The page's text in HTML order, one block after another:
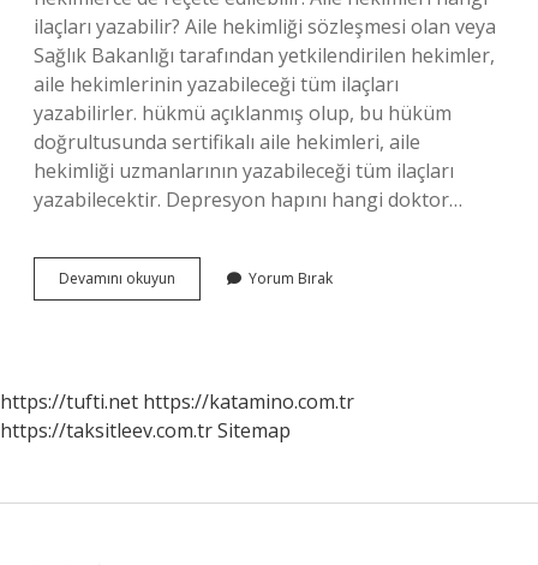
ilaçları yazabilir? Aile hekimliği sözleşmesi olan veya
Sağlık Bakanlığı tarafından yetkilendirilen hekimler,
aile hekimlerinin yazabileceği tüm ilaçları
yazabilirler. hükmü açıklanmış olup, bu hüküm
doğrultusunda sertifikalı aile hekimleri, aile
hekimliği uzmanlarının yazabileceği tüm ilaçları
yazabilecektir. Depresyon hapını hangi doktor…
Devamını okuyun
Hekimi
Mi
Yorum Bırak
https://tufti.net https://katamino.com.tr
https://taksitleev.com.trSitemap